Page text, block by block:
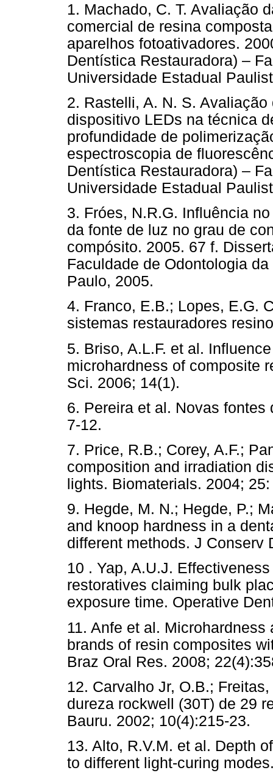
1. Machado, C. T. Avaliação
comercial de resina
aparelhos fotoativadores.
Dentística Restauradora) –
Universidade Estadual
2. Rastelli, A. N. S.
dispositivo LEDs na técnica
profundidade de
espectroscopia de
Dentística Restauradora) –
Universidade Estadual
3. Fróes, N.R.G. Influência
da fonte de luz no grau de
compósito. 2005. 67 f.
Faculdade de Odontologia
Paulo, 2005.
4. Franco, E.B.; Lopes, E.G.
sistemas restauradores
5. Briso, A.L.F. et al.
microhardness of composite
Sci. 2006; 14(1).
6. Pereira et al. Novas
7-12.
7. Price, R.B.; Corey, A.F.;
composition and irradiation
lights. Biomaterials. 2004;
9. Hegde, M. N.; Hegde, P.;
and knoop hardness in a
different methods. J Conserv
10 . Yap, A.U.J.
restoratives claiming bulk
exposure time. Operative
11. Anfe et al.
brands of resin composites
Braz Oral Res. 2008;
12. Carvalho Jr, O.B.;
dureza rockwell (30T) de 29
Bauru. 2002; 10(4):215-23.
13. Alto, R.V.M. et al. Depth
to different light-curing